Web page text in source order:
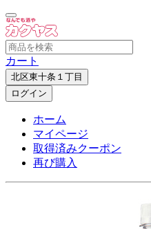
カート
北区東十条１丁目
ログイン
ホーム
マイページ
取得済みクーポン
再び購入